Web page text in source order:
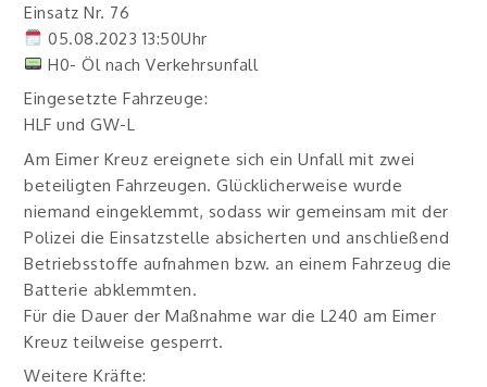
Einsatz Nr. 76
05.08.2023 13:50Uhr
H0- Öl nach Verkehrsunfall
Eingesetzte Fahrzeuge:
HLF und GW-L
Am Eimer Kreuz ereignete sich ein Unfall mit zwei
beteiligten Fahrzeugen. Glücklicherweise wurde
niemand eingeklemmt, sodass wir gemeinsam mit der
Polizei die Einsatzstelle absicherten und anschließend
Betriebsstoffe aufnahmen bzw. an einem Fahrzeug die
Batterie abklemmten.
Für die Dauer der Maßnahme war die L240 am Eimer
Kreuz teilweise gesperrt.
Weitere Kräfte: